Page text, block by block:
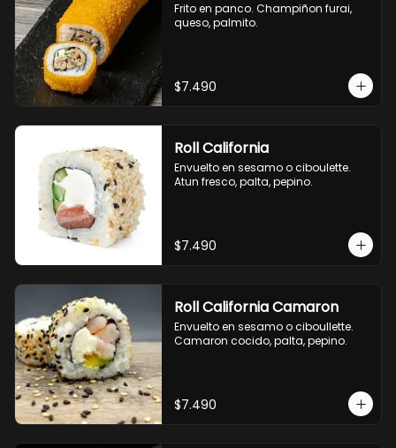
Frito en panco. Champiñon furai,
queso, palmito.
$7.490
Roll California
Envuelto en sesamo o ciboulette.
Atun fresco, palta, pepino.
$7.490
Roll California Camaron
Envuelto en sesamo o ciboullette.
Camaron cocido, palta, pepino.
$7.490